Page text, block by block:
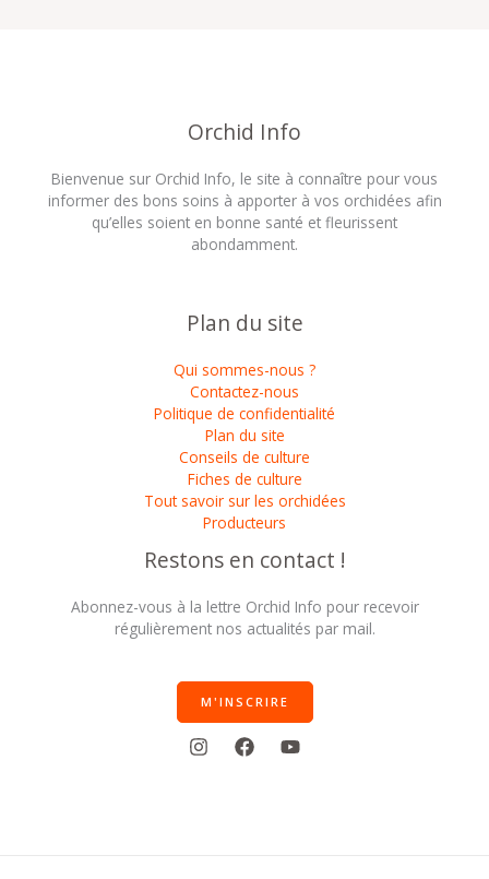
Orchid Info
Bienvenue sur Orchid Info, le site à connaître pour vous
informer des bons soins à apporter à vos orchidées afin
qu’elles soient en bonne santé et fleurissent
abondamment.
Plan du site
Qui sommes-nous ?
Contactez-nous
Politique de confidentialité
Plan du site
Conseils de culture
Fiches de culture
Tout savoir sur les orchidées
Producteurs
Restons en contact !
Abonnez-vous à la lettre Orchid Info pour recevoir
régulièrement nos actualités par mail.
M'INSCRIRE